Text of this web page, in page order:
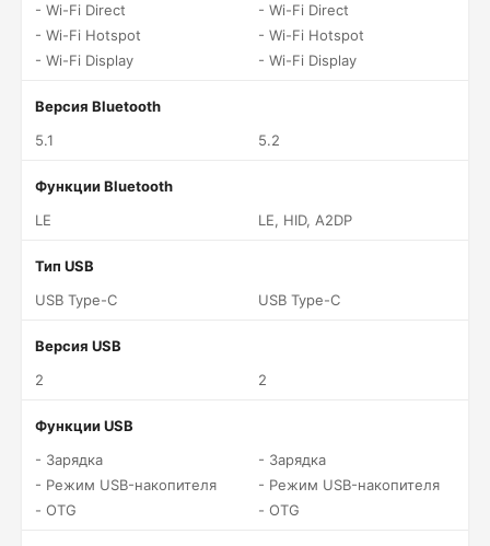
- Wi-Fi Direct
- Wi-Fi Hotspot
- Wi-Fi Display
- Wi-Fi Direct
- Wi-Fi Hotspot
- Wi-Fi Display
Версия Bluetooth
5.1
5.2
Функции Bluetooth
LE
LE, HID, A2DP
Тип USB
USB Type-C
USB Type-C
Версия USB
2
2
Функции USB
- Зарядка
- Режим USB-накопителя
- OTG
- Зарядка
- Режим USB-накопителя
- OTG